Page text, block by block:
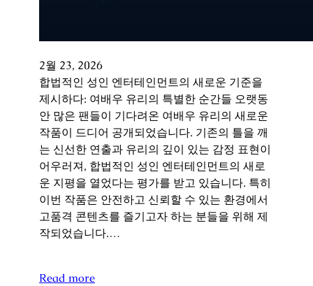
2월 23, 2026
합법적인 성인 엔터테인먼트의 새로운 기준을
제시하다: 여배우 유리의 특별한 순간들 오랫동
안 많은 팬들이 기다려온 여배우 유리의 새로운
작품이 드디어 공개되었습니다. 기존의 틀을 깨
는 신선한 연출과 유리의 깊이 있는 감정 표현이
어우러져, 합법적인 성인 엔터테인먼트의 새로
운 지평을 열었다는 평가를 받고 있습니다. 특히
이번 작품은 안전하고 신뢰할 수 있는 환경에서
고품격 콘텐츠를 즐기고자 하는 분들을 위해 제
작되었습니다.…
Read more